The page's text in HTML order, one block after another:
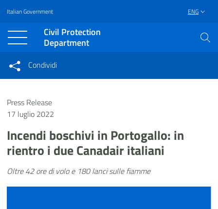
Vai al contenuto principale
Raggiungi il piè di pagina
Italian Government ENG
Civil Protection
Department
Condividi su Facebook
Condividi
Condividi sui social network
Press Release
17 luglio 2022
Incendi boschivi in Portogallo: in
rientro i due Canadair italiani
Oltre 42 ore di volo e 180 lanci sulle fiamme